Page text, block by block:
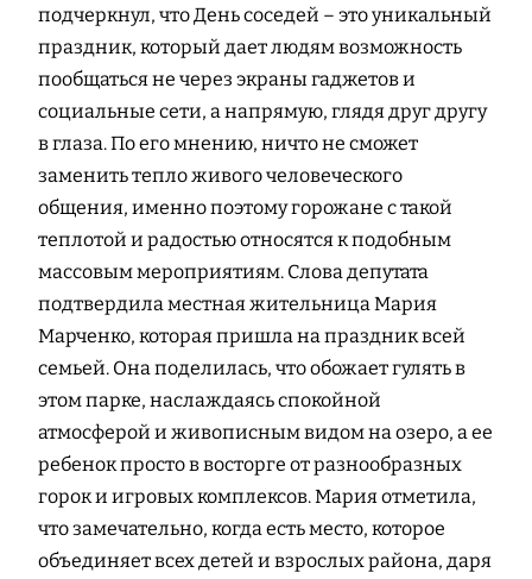
подчеркнул, что День соседей – это уникальный
праздник, который дает людям возможность
пообщаться не через экраны гаджетов и
социальные сети, а напрямую, глядя друг другу
в глаза. По его мнению, ничто не сможет
заменить тепло живого человеческого
общения, именно поэтому горожане с такой
теплотой и радостью относятся к подобным
массовым мероприятиям. Слова депутата
подтвердила местная жительница Мария
Марченко, которая пришла на праздник всей
семьей. Она поделилась, что обожает гулять в
этом парке, наслаждаясь спокойной
атмосферой и живописным видом на озеро, а ее
ребенок просто в восторге от разнообразных
горок и игровых комплексов. Мария отметила,
что замечательно, когда есть место, которое
объединяет всех детей и взрослых района, даря